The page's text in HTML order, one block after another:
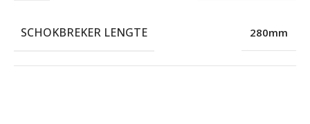
SCHOKBREKER LENGTE 280mm